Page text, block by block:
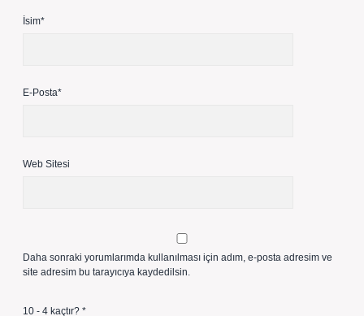
İsim*
E-Posta*
Web Sitesi
Daha sonraki yorumlarımda kullanılması için adım, e-posta adresim ve
site adresim bu tarayıcıya kaydedilsin.
10 - 4 kaçtır? *